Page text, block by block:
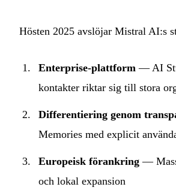
Hösten 2025 avslöjar Mistral AI:s
Enterprise-plattform — AI
kontakter riktar sig till stora
Differentiering genom
Memories med explicit
Europeisk förankring —
och lokal expansion